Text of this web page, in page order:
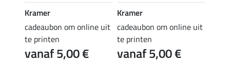
Kramer
cadeaubon om online uit
te printen
vanaf 5,00 €
Kramer
cadeaubon om online uit
te printen
vanaf 5,00 €